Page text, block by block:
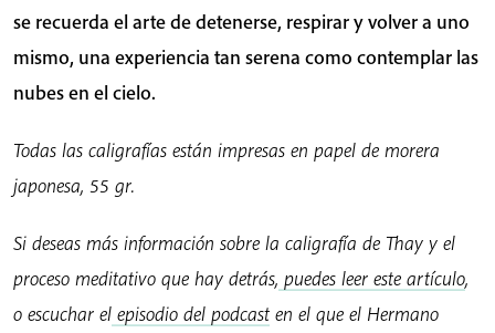
se recuerda el arte de detenerse, respirar y volver a uno
mismo, una experiencia tan serena como contemplar las
nubes en el cielo.
Todas las caligrafías están impresas en papel de morera
japonesa, 55 gr.
Si deseas más información sobre la caligrafía de Thay y el
proceso meditativo que hay detrás, puedes leer este artículo,
o escuchar el episodio del podcast en el que el Hermano